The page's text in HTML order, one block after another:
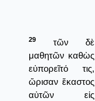
29
τῶν δὲ
μαθητῶν καθὼς
εὐπορεῖτό τις,
ὥρισαν ἕκαστος
αὐτῶν εἰς